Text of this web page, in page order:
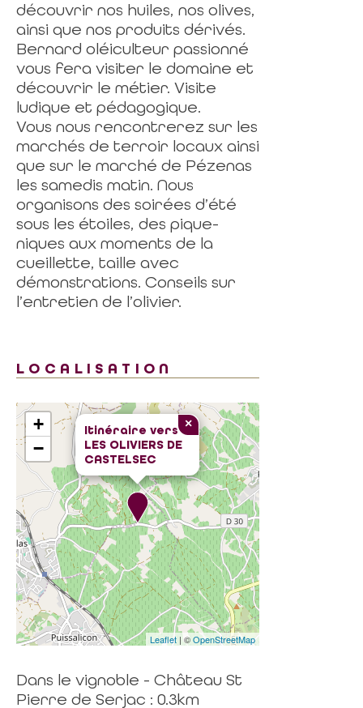
découvrir nos huiles, nos olives,
ainsi que nos produits dérivés.
Bernard oléiculteur passionné
vous fera visiter le domaine et
découvrir le métier. Visite
ludique et pédagogique.
Vous nous rencontrerez sur les
marchés de terroir locaux ainsi
que sur le marché de Pézenas
les samedis matin. Nous
organisons des soirées d’été
sous les étoiles, des pique-
niques aux moments de la
cueillette, taille avec
démonstrations. Conseils sur
l’entretien de l’olivier.
LOCALISATION
Itinéraire vers
LES OLIVIERS DE
CASTELSEC
×
+
−
Leaflet | ©OpenStreetMap
Dans le vignoble - Château St
Pierre de Serjac : 0.3km